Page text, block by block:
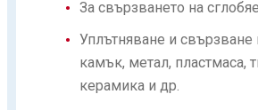
За свързването на
Уплътняване и свързване
камък, метал, пластмаса,
керамика и др.